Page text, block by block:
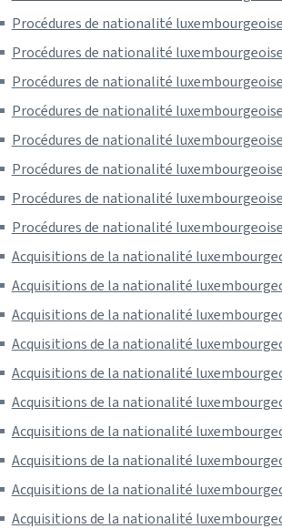
Procédures de nationalité luxembourgeoise
Procédures de nationalité luxembourgeoise
Procédures de nationalité luxembourgeoise
Procédures de nationalité luxembourgeoise
Procédures de nationalité luxembourgeoise
Procédures de nationalité luxembourgeoise
Procédures de nationalité luxembourgeoise
Procédures de nationalité luxembourgeoise
Acquisitions de la nationalité
Acquisitions de la nationalité
Acquisitions de la nationalité
Acquisitions de la nationalité
Acquisitions de la nationalité
Acquisitions de la nationalité
Acquisitions de la nationalité
Acquisitions de la nationalité
Acquisitions de la nationalité
Acquisitions de la nationalité